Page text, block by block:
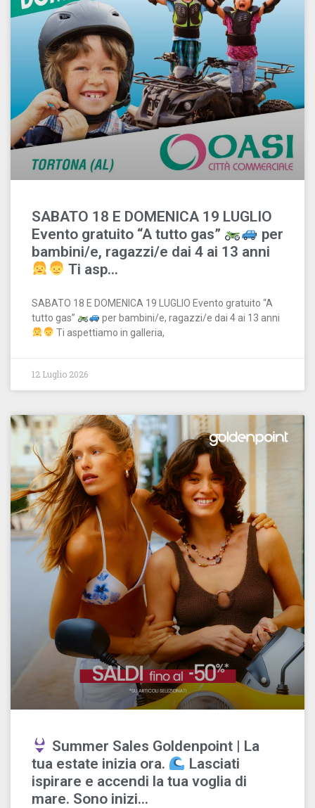
SABATO 18 E DOMENICA 19 LUGLIO
Evento gratuito “A tutto gas”
per
bambini/e, ragazzi/e dai 4 ai 13 anni
Ti asp…
SABATO 18 E DOMENICA 19 LUGLIO Evento gratuito “A
tutto gas”
per bambini/e, ragazzi/e dai 4 ai 13 anni
Ti aspettiamo in galleria,
12 Luglio 2026
Summer Sales Goldenpoint | La
tua estate inizia ora.
Lasciati
ispirare e accendi la tua voglia di
mare. Sono inizi…